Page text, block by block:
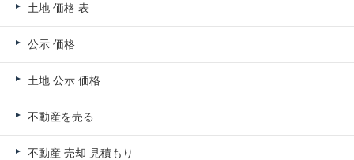
土地 価格 表
公示 価格
土地 公示 価格
不動産を売る
不動産 売却 見積もり